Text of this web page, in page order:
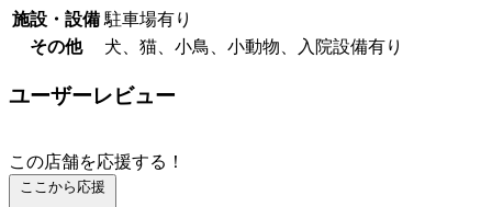
施設・設備 駐車場有り
その他
犬、猫、小鳥、小動物、入院設備有り
ユーザーレビュー
この店舗を応援する！
ここから応援